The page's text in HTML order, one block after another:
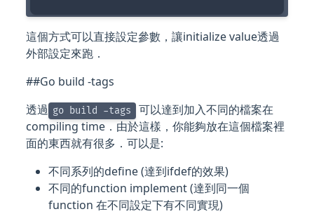
這個方式可以直接設定參數，讓initialize value透過
外部設定來跑．
##Go build -tags
透過 go build -tags 可以達到加入不同的檔案在
compiling time．由於這樣，你能夠放在這個檔案裡
面的東西就有很多．可以是:
不同系列的define (達到ifdef的效果)
不同的function implement (達到同一個
function 在不同設定下有不同實現)